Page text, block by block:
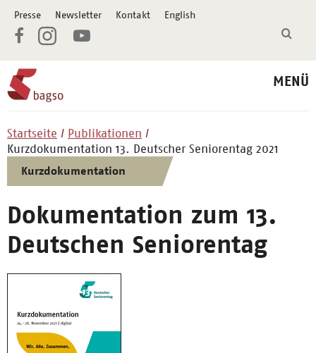
Presse Newsletter Kontakt English
MENÜ
Startseite
Publikationen
Kurzdokumentation 13. Deutscher Seniorentag 2021
Kurzdokumentation
Dokumentation zum 13.
Deutschen Seniorentag